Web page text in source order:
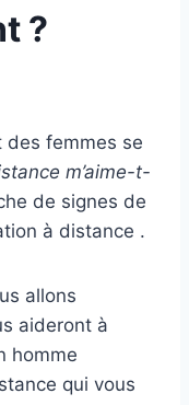
?
des femmes se
m’aime-t-
de signes de
à distance .
allons
aideront à
homme
qui vous